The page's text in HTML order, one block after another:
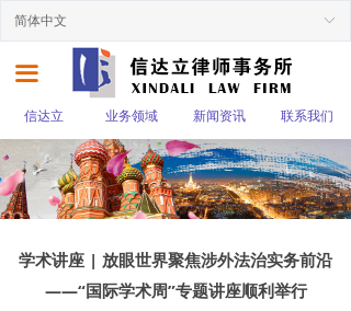
끀
信达立 业务领域 新闻资讯 联系我们
ꀅ
简体中文
学术讲座 | 放眼世界聚焦涉外法治实务前沿
——“国际学术周”专题讲座顺利举行